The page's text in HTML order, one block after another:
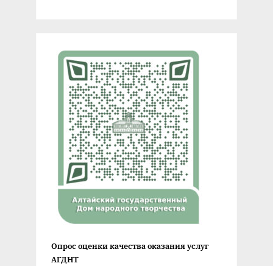
Опрос оценки качества оказания услуг
АГДНТ